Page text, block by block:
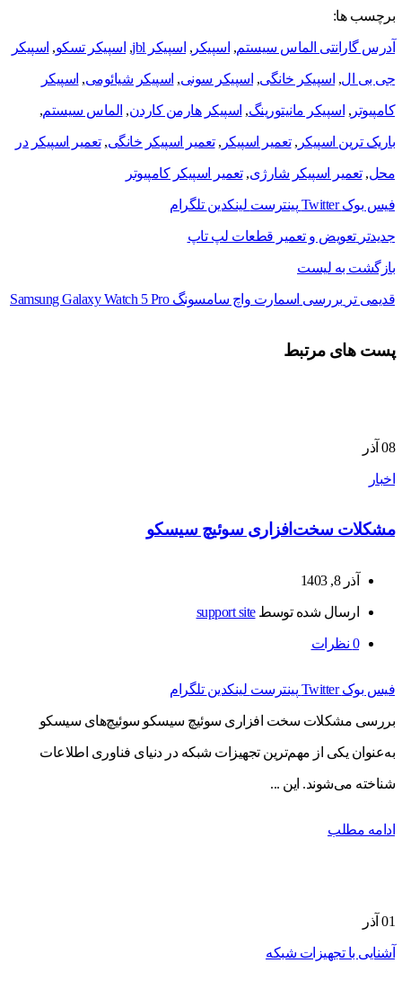
برچسب ها:
آدرس گارانتی الماس سیستم, اسپیکر , اسپیکر jbl , اسپیکر تسکو, اسپیکر
جی بی ال, اسپیکر خانگی, اسپیکر سونی, اسپیکر شیائومی, اسپیکر
کامپیوتر , اسپیکر مانیتورینگ, اسپیکر هارمن کاردن, الماس سیستم,
باریک ترین اسپیکر ,تعمیر اسپیکر ,تعمیر اسپیکر خانگی,تعمیر اسپیکر در
محل,تعمیر اسپیکر شارژی,تعمیر اسپیکر کامپیوتر
فیس بوک Twitter پینترست لینکدین تلگرام
جدیدتر تعویض و تعمیر قطعات لپ تاپ
بازگشت به لیست
قدیمی تر بررسی اسمارت واچ سامسونگ Samsung Galaxy Watch 5 Pro
پست های مرتبط
08 آذر
اخبار
مشکلات سخت‌افزاری سوئیچ سیسکو
آذر 8, 1403
ارسال شده توسطsupport site
0 نظرات
فیس بوک Twitter پینترست لینکدین تلگرام
بررسی مشکلات سخت افزاری سوئیچ سیسکو سوئیچ‌های سیسکو
به‌عنوان یکی از مهم‌ترین تجهیزات شبکه در دنیای فناوری اطلاعات
شناخته می‌شوند. این ...
ادامه مطلب
01 آذر
آشنایی با تجهیزات شبکه